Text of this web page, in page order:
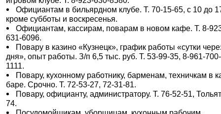
Официантам в бильярдном клубе. Т. 70-15-65, с 10 до
кроме субботы и воскресенья.
Официантам, кассирам, поварам в новом кафе. Т. 8-
631-6096.
Повару в казино «Кузнецк», график работы «сутки
дня», опыт работы. З/п 6,5 тыс. руб. Т. 53-99-35, 8-961-700-
1111.
Повару, кухонному работнику, барменам, техничкам в
баре. Срочно. Т. 72-53-27, 72-31-81.
Повару, официанту, администратору. Т. 76-52-51,
74.